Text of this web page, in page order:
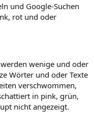
und Google-Suchen
rot und oder
wenige und oder
Wörter und oder Texte
verschwommen,
in pink, grün,
nicht angezeigt.